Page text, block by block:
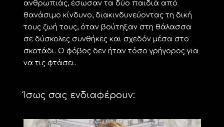
ανθρωπιάς, έσωσαν τα δύο παιδιά από
θανάσιμο κίνδυνο, διακινδυνεύοντας τη δική
τους ζωή τους, όταν βούτηξαν στη θάλασσα
σε δύσκολες συνθήκες και σχεδόν μέσα στο
σκοτάδι. Ο φόβος δεν ήταν τόσο γρήγορος για
να τις φτάσει.
Ίσως σας ενδιαφέρουν: